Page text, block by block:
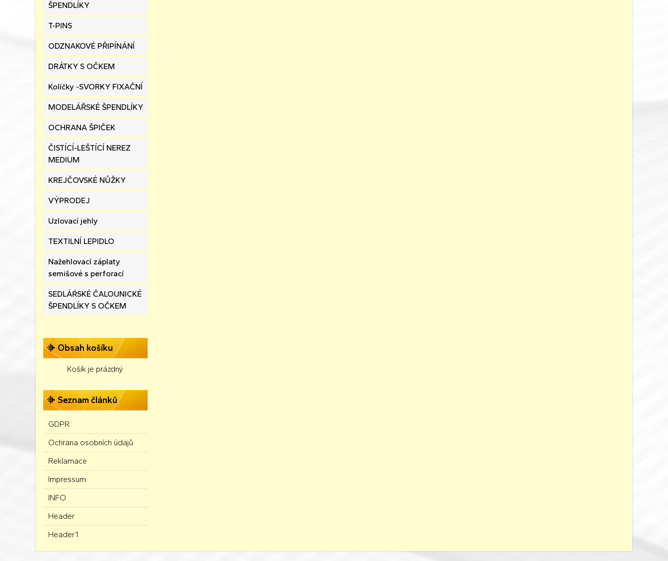
ŠPENDLÍKY
T-PINS
ODZNAKOVÉ PŘIPÍNÁNÍ
DRÁTKY S OČKEM
Kolíčky -SVORKY FIXAČNÍ
MODELÁŘSKÉ ŠPENDLÍKY
OCHRANA ŠPIČEK
ČISTÍCÍ-LEŠTÍCÍ NEREZ
MEDIUM
KREJČOVSKÉ NŮŽKY
VÝPRODEJ
Uzlovací jehly
TEXTILNÍ LEPIDLO
Nažehlovací záplaty
semišové s perforací
SEDLÁŔSKÉ ČALOUNICKÉ
ŠPENDLÍKY S OČKEM
Obsah košíku
Košík je prázdný.
Seznam článků
GDPR
Ochrana osobních údajů
Reklamace
Impressum
INFO
Header
Header1